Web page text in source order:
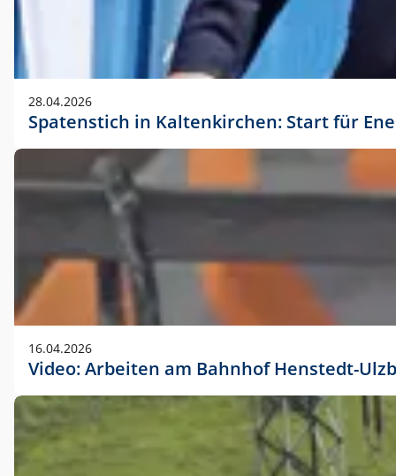
28.04.2026
Spatenstich in Kaltenkirchen: Start für
16.04.2026
Video: Arbeiten am Bahnhof Henstedt-